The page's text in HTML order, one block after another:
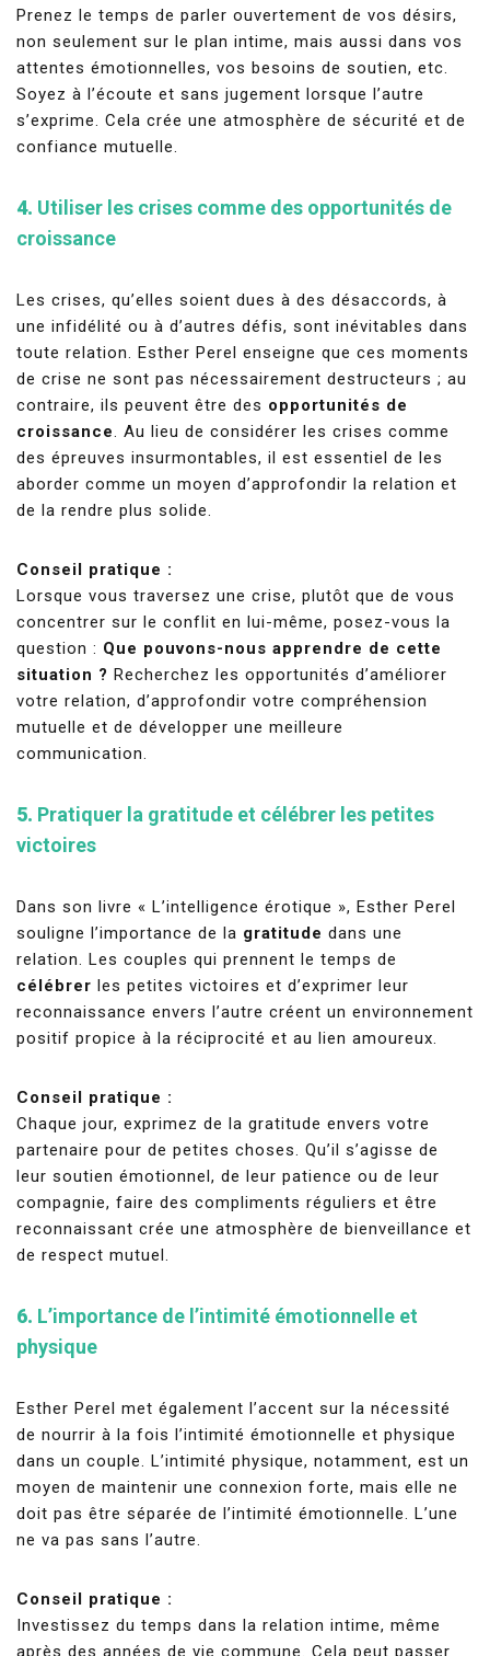
Prenez le temps de parler ouvertement de vos désirs,
non seulement sur le plan intime, mais aussi dans vos
attentes émotionnelles, vos besoins de soutien, etc.
Soyez à l’écoute et sans jugement lorsque l’autre
s’exprime. Cela crée une atmosphère de sécurité et de
confiance mutuelle.
4. Utiliser les crises comme des opportunités de
croissance
Les crises, qu’elles soient dues à des désaccords, à
une infidélité ou à d’autres défis, sont inévitables dans
toute relation. Esther Perel enseigne que ces moments
de crise ne sont pas nécessairement destructeurs ; au
contraire, ils peuvent être des opportunités de
croissance. Au lieu de considérer les crises comme
des épreuves insurmontables, il est essentiel de les
aborder comme un moyen d’approfondir la relation et
de la rendre plus solide.
Conseil pratique :
Lorsque vous traversez une crise, plutôt que de vous
concentrer sur le conflit en lui-même, posez-vous la
question : Que pouvons-nous apprendre de cette
situation ? Recherchez les opportunités d’améliorer
votre relation, d’approfondir votre compréhension
mutuelle et de développer une meilleure
communication.
5. Pratiquer la gratitude et célébrer les petites
victoires
Dans son livre « L’intelligence érotique », Esther Perel
souligne l’importance de la gratitude dans une
relation. Les couples qui prennent le temps de
célébrer les petites victoires et d’exprimer leur
reconnaissance envers l’autre créent un environnement
positif propice à la réciprocité et au lien amoureux.
Conseil pratique :
Chaque jour, exprimez de la gratitude envers votre
partenaire pour de petites choses. Qu’il s’agisse de
leur soutien émotionnel, de leur patience ou de leur
compagnie, faire des compliments réguliers et être
reconnaissant crée une atmosphère de bienveillance et
de respect mutuel.
6. L’importance de l’intimité émotionnelle et
physique
Esther Perel met également l’accent sur la nécessité
de nourrir à la fois l’intimité émotionnelle et physique
dans un couple. L’intimité physique, notamment, est un
moyen de maintenir une connexion forte, mais elle ne
doit pas être séparée de l’intimité émotionnelle. L’une
ne va pas sans l’autre.
Conseil pratique :
Investissez du temps dans la relation intime, même
après des années de vie commune. Cela peut passer